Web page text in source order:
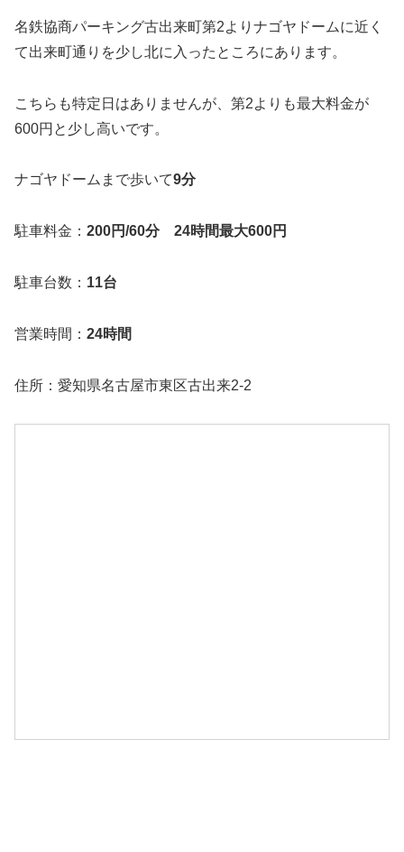
名鉄協商パーキング古出来町第2よりナゴヤドームに近く
て出来町通りを少し北に入ったところにあります。
こちらも特定日はありませんが、第2よりも最大料金が
600円と少し高いです。
ナゴヤドームまで歩いて9分
駐車料金： 200円/60分 24時間最大600円
駐車台数： 11台
営業時間： 24時間
住所：愛知県名古屋市東区古出来2-2